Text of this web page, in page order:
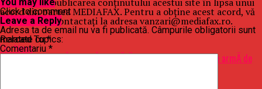
acord din partea MEDIAFAX. Pentru a obține acest acord, vă
rugăm să ne contactați la adresa vanzari@mediafax.ro.
Related Topics:
Up Next
ALERTÄ la ConstanÈa – Un Èofer fÄrÄ permis, oprit cu FOC de armÄ de
Click to comment
Leave a Reply
Adresa ta de email nu va fi publicată. Câmpurile obligatorii sunt
marcate cu*
Comentariu *